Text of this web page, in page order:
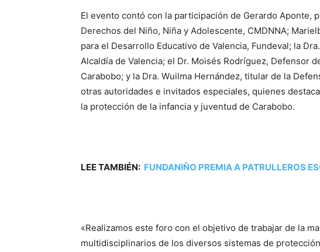
El evento contó con la participación de Gerardo Aponte,
Derechos del Niño, Niña y Adolescente, CMDNNA;
para el Desarrollo Educativo de Valencia, Fundeval; la
Alcaldía de Valencia; el Dr. Moisés Rodríguez, Defensor
Carabobo; y la Dra. Wuilma Hernández, titular de la
otras autoridades e invitados especiales, quienes
la protección de la infancia y juventud de Carabobo.
LEE TAMBIÉN: FUNDANIÑO PREMIA A PATRULLEROS
«Realizamos este foro con el objetivo de trabajar de la
multidisciplinarios de los diversos sistemas de